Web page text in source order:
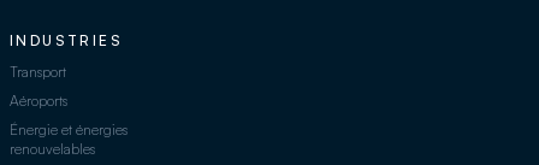
INDUSTRIES
Transport
Aéroports
Énergie et énergies
renouvelables